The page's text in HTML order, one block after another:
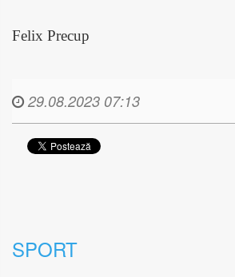
Felix Precup
29.08.2023 07:13
SPORT